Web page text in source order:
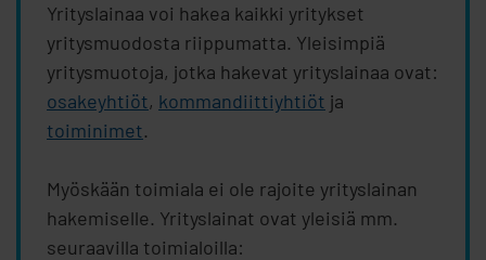
Yrityslainaa voi hakea kaikki yritykset
yritysmuodosta riippumatta. Yleisimpiä
yritysmuotoja, jotka hakevat yrityslainaa ovat:
osakeyhtiöt, kommandiittiyhtiöt ja
toiminimet.
Myöskään toimiala ei ole rajoite yrityslainan
hakemiselle. Yrityslainat ovat yleisiä mm.
seuraavilla toimialoilla: